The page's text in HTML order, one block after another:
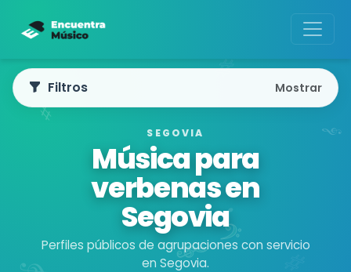
SEGOVIA
Música para
verbenas en
Segovia
Perfiles públicos de agrupaciones con servicio
en Segovia.
Filtros Mostrar